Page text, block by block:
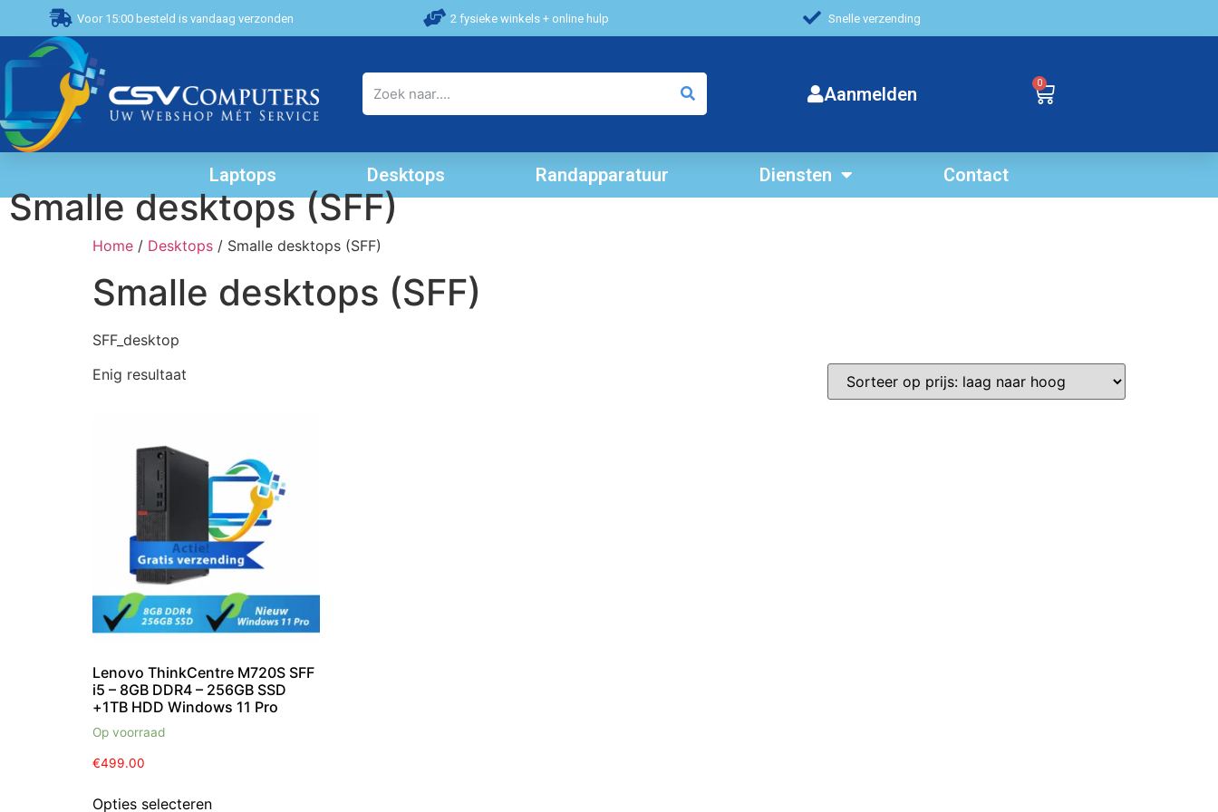
Voor 15:00 besteld is vandaag verzonden 2 fysieke winkels + online hulp Snelle verzending
Aanmelden 0
Laptops Desktops Randapparatuur Diensten Contact
Smalle desktops (SFF)
Home / Desktops / Smalle desktops (SFF)
Smalle desktops (SFF)
SFF_desktop
Enig resultaat
Lenovo ThinkCentre M720S SFF
i5 – 8GB DDR4 – 256GB SSD
+1TB HDD Windows 11 Pro
Op voorraad
€499.00
Opties selecteren